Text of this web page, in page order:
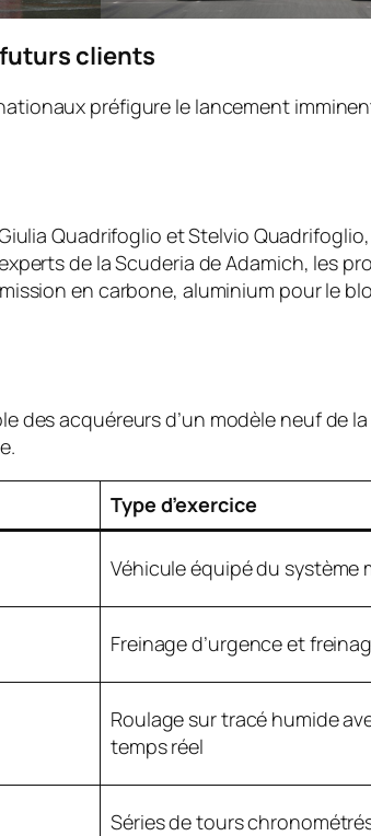
clients
préfigure le lancement
Quadrifoglio et Stelvio
de la Scuderia de Adamich,
en carbone, aluminium pour le
des acquéreurs d’un modèle neuf
Type d’exercice
Véhicule équipé du système
Freinage d’urgence et
Roulage sur tracé humide
temps réel
Séries de tours